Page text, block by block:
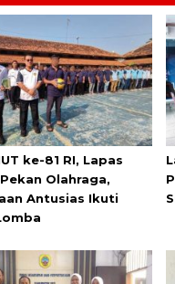
ke-81 RI, Lapas
Olahraga,
Antusias Ikuti